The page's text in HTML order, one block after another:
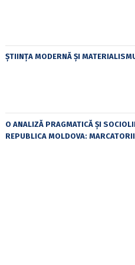
ȘTIINȚA MODERNĂ ȘI
O ANALIZĂ PRAGMATICĂ ȘI
REPUBLICA MOLDOVA: